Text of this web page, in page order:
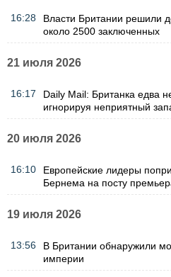
16:28
Власти Британии решили
около 2500 заключенных
21 июля 2026
16:17
Daily Mail: Британка едва
игнорируя неприятный
20 июля 2026
16:10
Европейские лидеры
Бернема на посту
19 июля 2026
13:56
В Британии обнаружили
империи